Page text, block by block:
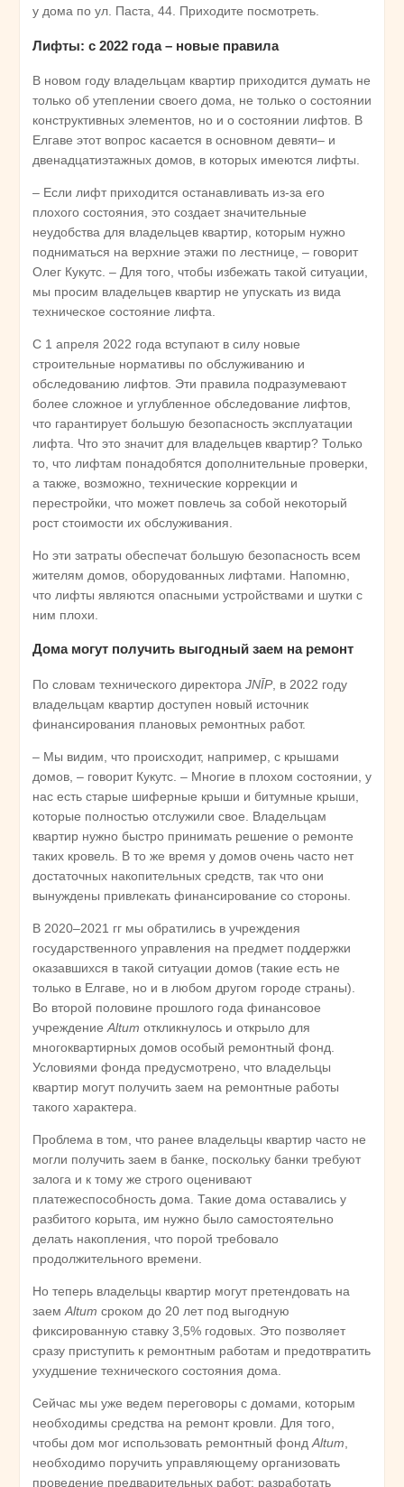
у дома по ул. Паста, 44. Приходите посмотреть.
Лифты: с 2022 года – новые правила
В новом году владельцам квартир приходится думать не
только об утеплении своего дома, не только о состоянии
конструктивных элементов, но и о состоянии лифтов. В
Елгаве этот вопрос касается в основном девяти– и
двенадцатиэтажных домов, в которых имеются лифты.
– Если лифт приходится останавливать из-за его
плохого состояния, это создает значительные
неудобства для владельцев квартир, которым нужно
подниматься на верхние этажи по лестнице, – говорит
Олег Кукутс. – Для того, чтобы избежать такой ситуации,
мы просим владельцев квартир не упускать из вида
техническое состояние лифта.
С 1 апреля 2022 года вступают в силу новые
строительные нормативы по обслуживанию и
обследованию лифтов. Эти правила подразумевают
более сложное и углубленное обследование лифтов,
что гарантирует большую безопасность эксплуатации
лифта. Что это значит для владельцев квартир? Только
то, что лифтам понадобятся дополнительные проверки,
а также, возможно, технические коррекции и
перестройки, что может повлечь за собой некоторый
рост стоимости их обслуживания.
Но эти затраты обеспечат большую безопасность всем
жителям домов, оборудованных лифтами. Напомню,
что лифты являются опасными устройствами и шутки с
ним плохи.
Дома могут получить выгодный заем на ремонт
По словам технического директора JNĪP, в 2022 году
владельцам квартир доступен новый источник
финансирования плановых ремонтных работ.
– Мы видим, что происходит, например, с крышами
домов, – говорит Кукутс. – Многие в плохом состоянии, у
нас есть старые шиферные крыши и битумные крыши,
которые полностью отслужили свое. Владельцам
квартир нужно быстро принимать решение о ремонте
таких кровель. В то же время у домов очень часто нет
достаточных накопительных средств, так что они
вынуждены привлекать финансирование со стороны.
В 2020–2021 гг мы обратились в учреждения
государственного управления на предмет поддержки
оказавшихся в такой ситуации домов (такие есть не
только в Елгаве, но и в любом другом городе страны).
Во второй половине прошлого года финансовое
учреждение Altum откликнулось и открыло для
многоквартирных домов особый ремонтный фонд.
Условиями фонда предусмотрено, что владельцы
квартир могут получить заем на ремонтные работы
такого характера.
Проблема в том, что ранее владельцы квартир часто не
могли получить заем в банке, поскольку банки требуют
залога и к тому же строго оценивают
платежеспособность дома. Такие дома оставались у
разбитого корыта, им нужно было самостоятельно
делать накопления, что порой требовало
продолжительного времени.
Но теперь владельцы квартир могут претендовать на
заем Altum сроком до 20 лет под выгодную
фиксированную ставку 3,5% годовых. Это позволяет
сразу приступить к ремонтным работам и предотвратить
ухудшение технического состояния дома.
Сейчас мы уже ведем переговоры с домами, которым
необходимы средства на ремонт кровли. Для того,
чтобы дом мог использовать ремонтный фонд Altum
необходимо поручить управляющему организовать
проведение предварительных работ: разработать